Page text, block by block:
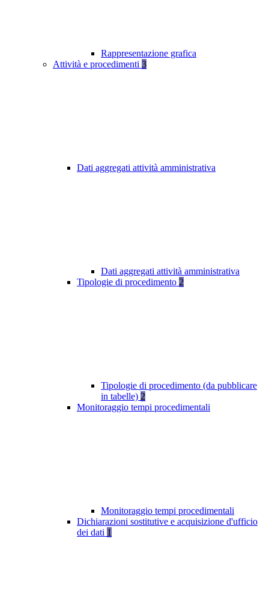
Rappresentazione grafica
Attività e procedimenti 3
Dati aggregati attività amministrativa
Dati aggregati attività amministrativa
Tipologie di procedimento 2
Tipologie di procedimento (da pubblicare
in tabelle) 2
Monitoraggio tempi procedimentali
Monitoraggio tempi procedimentali
Dichiarazioni sostitutive e acquisizione d'ufficio
dei dati 1